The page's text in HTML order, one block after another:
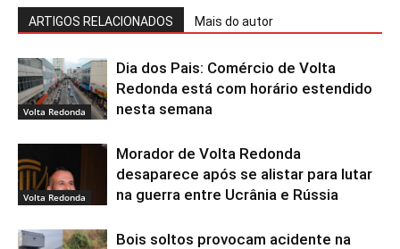
ARTIGOS RELACIONADOS Mais do autor
Volta Redonda
Dia dos Pais: Comércio de Volta
Redonda está com horário estendido
nesta semana
Volta Redonda
Morador de Volta Redonda
desaparece após se alistar para lutar
na guerra entre Ucrânia e Rússia
Bois soltos provocam acidente na